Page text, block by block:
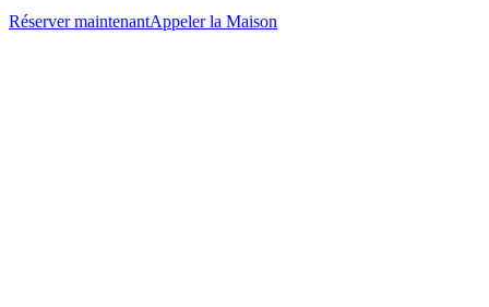
Réserver maintenantAppeler la Maison